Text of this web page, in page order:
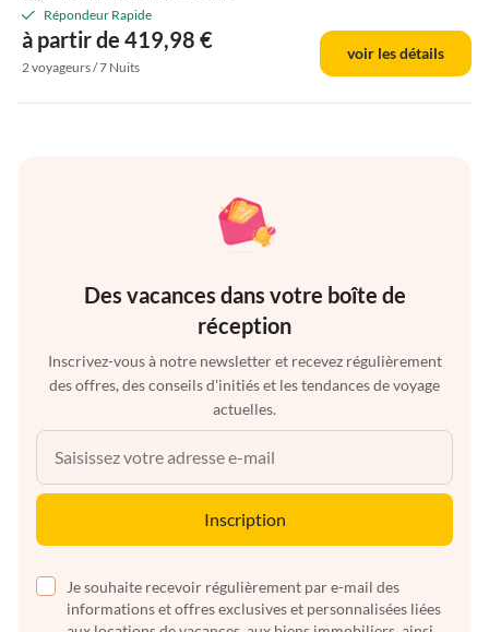
Répondeur Rapide
à partir de 419,98 €
2 voyageurs / 7 Nuits
voir les détails
Des vacances dans votre boîte de
réception
Inscrivez-vous à notre newsletter et recevez régulièrement
des offres, des conseils d'initiés et les tendances de voyage
actuelles.
Inscription
Je souhaite recevoir régulièrement par e-mail des
informations et offres exclusives et personnalisées liées